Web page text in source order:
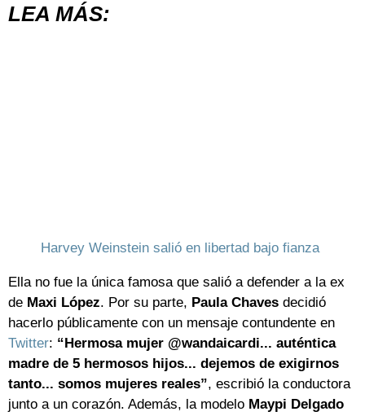
LEA MÁS:
Harvey Weinstein salió en libertad bajo fianza
Ella no fue la única famosa que salió a defender a la ex
de Maxi López. Por su parte, Paula Chaves decidió
hacerlo públicamente con un mensaje contundente en
Twitter: “Hermosa mujer @wandaicardi... auténtica
madre de 5 hermosos hijos... dejemos de exigirnos
tanto... somos mujeres reales”, escribió la conductora
junto a un corazón. Además, la modelo Maypi Delgado